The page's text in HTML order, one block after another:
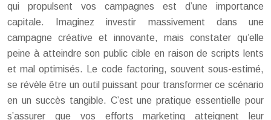
qui propulsent vos campagnes est d’une importance
capitale. Imaginez investir massivement dans une
campagne créative et innovante, mais constater qu’elle
peine à atteindre son public cible en raison de scripts lents
et mal optimisés. Le code factoring, souvent sous-estimé,
se révèle être un outil puissant pour transformer ce scénario
en un succès tangible. C’est une pratique essentielle pour
s’assurer que vos efforts marketing atteignent leur